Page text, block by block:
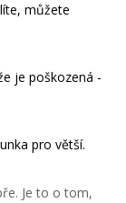
můžete
je poškozená -
pro větší.
Je to o tom,